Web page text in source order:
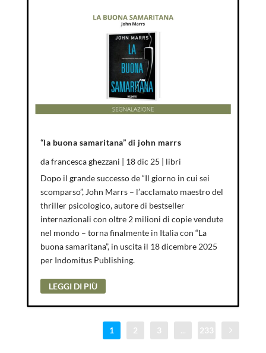
“la buona samaritana” di john marrs
dafrancesca ghezzani | 18 dic 25 | libri
Dopo il grande successo de “Il giorno in cui sei
scomparso”, John Marrs – l’acclamato maestro del
thriller psicologico, autore di bestseller
internazionali con oltre 2 milioni di copie vendute
nel mondo – torna finalmente in Italia con “La
buona samaritana”, in uscita il 18 dicembre 2025
per Indomitus Publishing.
LEGGI DI PIÙ
1 2 3 233